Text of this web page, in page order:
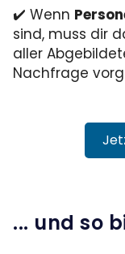
✔️ Wenn
sind, muss dir
aller
Nachfrage
... und so